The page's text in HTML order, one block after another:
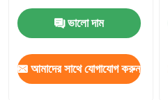
ভালো দাম
আমাদের সাথে যোগাযোগ করুন